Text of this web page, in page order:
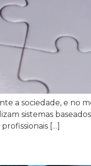
a sociedade, e no
sistemas
[…]